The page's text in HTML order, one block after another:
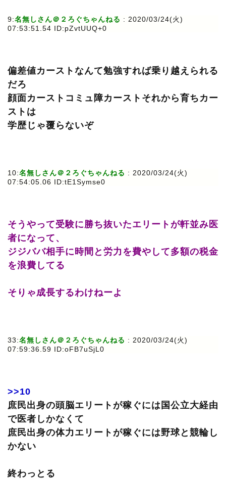
9:名無しさん＠２ろぐちゃんねる : 2020/03/24(火)
07:53:51.54 ID:pZvtUUQ+0
偏差値カーストなんて勉強すれば乗り越えられる
だろ
顔面カーストコミュ障カーストそれから育ちカー
ストは
学歴じゃ覆らないぞ
10:名無しさん＠２ろぐちゃんねる : 2020/03/24(火)
07:54:05.06 ID:tE1Symse0
そうやって受験に勝ち抜いたエリートが軒並み医
者になって、
ジジババ相手に時間と労力を費やして多額の税金
を浪費してる
そりゃ成長するわけねーよ
33:名無しさん＠２ろぐちゃんねる : 2020/03/24(火)
07:59:36.59 ID:oFB7uSjL0
>>10
庶民出身の頭脳エリートが稼ぐには国公立大経由
で医者しかなくて
庶民出身の体力エリートが稼ぐには野球と競輪し
かない
終わっとる